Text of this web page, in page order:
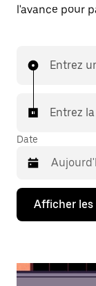
l'avance pour
Entrez
Entrez
Date
Appuyez
la
bas
Afficher les